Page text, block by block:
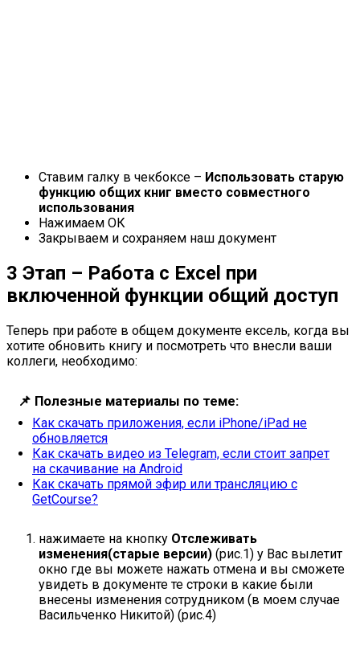
Ставим галку в чекбоксе – Использовать старую
функцию общих книг вместо совместного
использования
Нажимаем ОК
Закрываем и сохраняем наш документ
3 Этап – Работа с Excel при
включенной функции общий доступ
Теперь при работе в общем документе ексель, когда вы
хотите обновить книгу и посмотреть что внесли ваши
коллеги, необходимо:
📌 Полезные материалы по теме:
Как скачать приложения, если iPhone/iPad не
обновляется
Как скачать видео из Telegram, если стоит запрет
на скачивание на Android
Как скачать прямой эфир или трансляцию с
GetCourse?
нажимаете на кнопку Отслеживать
изменения(старые версии) (рис.1) у Вас вылетит
окно где вы можете нажать отмена и вы сможете
увидеть в документе те строки в какие были
внесены изменения сотрудником (в моем случае
Васильченко Никитой) (рис.4)